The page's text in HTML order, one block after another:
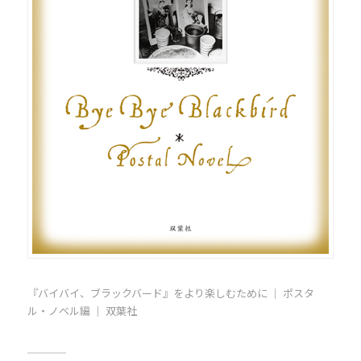
『バイバイ、ブラックバード』をより楽しむために ｜ ポスタ
ル・ノベル編 ｜ 双葉社